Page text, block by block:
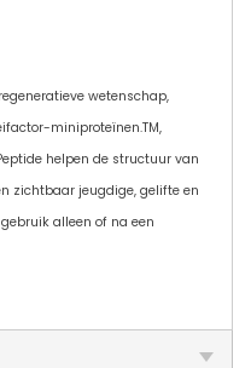
wetenschap,
miniproteïnen.TM,
helpen de structuur van
zichtbaar jeugdige, gelifte en
alleen of na een